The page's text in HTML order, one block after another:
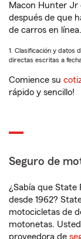
Macon Hunter Jr
después de que
de carros en
1. Clasificación y datos
directas escritas a fecha
Comience su
rápido y sencillo!
Seguro de
¿Sabía que State
desde 1962?
motocicletas de
motonetas.
proveedora de